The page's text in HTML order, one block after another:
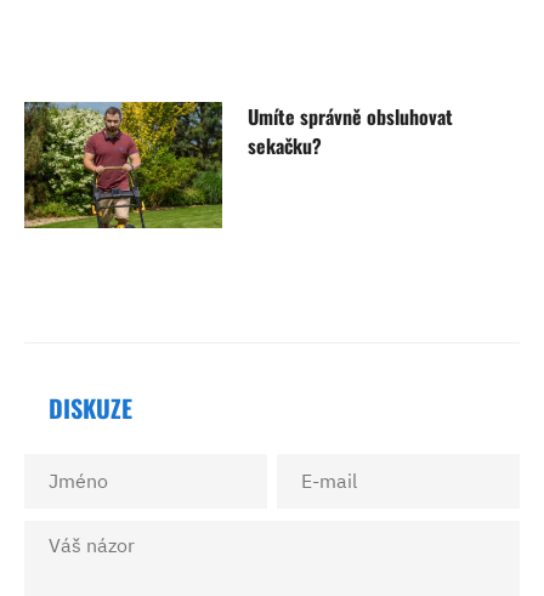
Umíte správně obsluhovat
sekačku?
DISKUZE